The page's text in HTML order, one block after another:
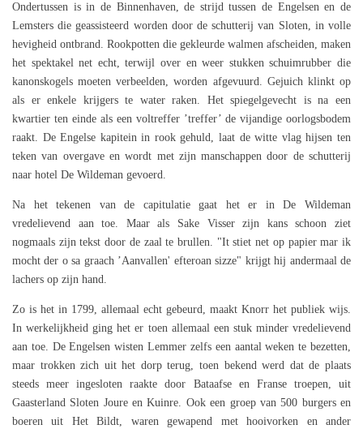
Ondertussen is in de Binnenhaven, de strijd tussen de Engelsen en de
Lemsters die geassisteerd worden door de schutterij van Sloten, in volle
hevigheid ontbrand. Rookpotten die gekleurde walmen afscheiden, maken
het spektakel net echt, terwijl over en weer stukken schuimrubber die
kanonskogels moeten verbeelden, worden afgevuurd. Gejuich klinkt op
als er enkele krijgers te water raken. Het spiegelgevecht is na een
kwartier ten einde als een voltreffer ’treffer’ de vijandige oorlogsbodem
raakt. De Engelse kapitein in rook gehuld, laat de witte vlag hijsen ten
teken van overgave en wordt met zijn manschappen door de schutterij
naar hotel De Wildeman gevoerd.
Na het tekenen van de capitulatie gaat het er in De Wildeman
vredelievend aan toe. Maar als Sake Visser zijn kans schoon ziet
nogmaals zijn tekst door de zaal te brullen. "It stiet net op papier mar ik
mocht der o sa graach ’Aanvallen' efteroan sizze" krijgt hij andermaal de
lachers op zijn hand.
Zo is het in 1799, allemaal echt gebeurd, maakt Knorr het publiek wijs.
In werkelijkheid ging het er toen allemaal een stuk minder vredelievend
aan toe. De Engelsen wisten Lemmer zelfs een aantal weken te bezetten,
maar trokken zich uit het dorp terug, toen bekend werd dat de plaats
steeds meer ingesloten raakte door Bataafse en Franse troepen, uit
Gaasterland Sloten Joure en Kuinre. Ook een groep van 500 burgers en
boeren uit Het Bildt, waren gewapend met hooivorken en ander